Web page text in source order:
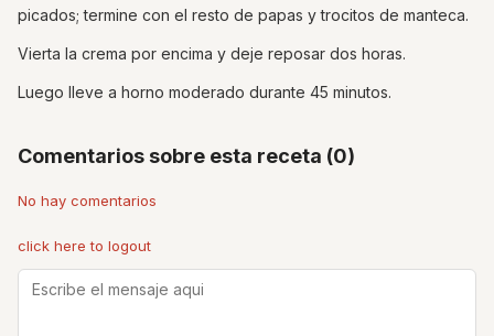
picados; termine con el resto de papas y trocitos de manteca.
Vierta la crema por encima y deje reposar dos horas.
Luego lleve a horno moderado durante 45 minutos.
Comentarios sobre esta receta (0)
No hay comentarios
click here to logout